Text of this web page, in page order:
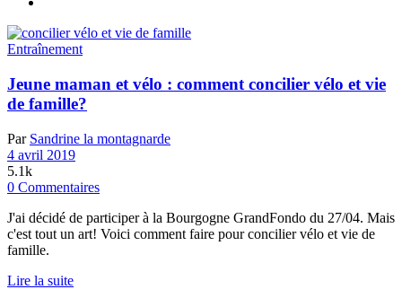
Entraînement
Jeune maman et vélo : comment concilier vélo et vie
de famille?
Par Sandrine la montagnarde
4 avril 2019
5.1k
0 Commentaires
J'ai décidé de participer à la Bourgogne GrandFondo du 27/04. Mais
c'est tout un art! Voici comment faire pour concilier vélo et vie de
famille.
Lire la suite